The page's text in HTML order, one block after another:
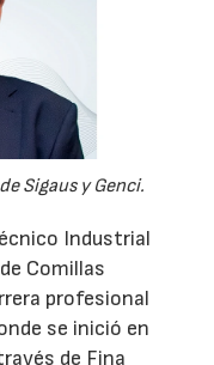
Sigaus y Genci.
Industrial
Comillas
profesional
se inició en
de Fina